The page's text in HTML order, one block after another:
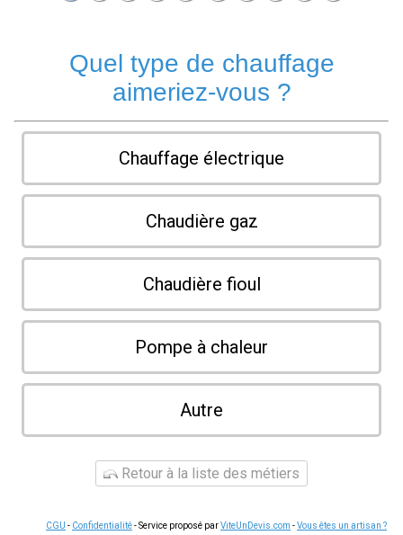
Quel type de chauffage
aimeriez-vous ?
Chauffage électrique
Chaudière gaz
Chaudière fioul
Pompe à chaleur
Autre
Retour à la liste des métiers
CGU - Confidentialité- Service proposé parViteUnDevis.com -Vous êtes un artisan ?